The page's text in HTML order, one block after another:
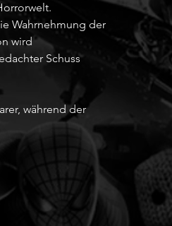
Wahrnehmung der
wird
Schuss
während der